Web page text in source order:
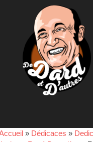
» Dédicaces »